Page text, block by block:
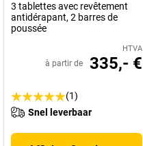
3 tablettes avec revêtement
antidérapant, 2 barres de
poussée
HTVA
à partir de 335,- €
(1)
Snel leverbaar